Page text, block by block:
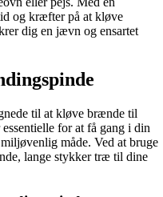
og kræfter på at kløve
dig en jævn og ensartet
til at kløve brænde til
for at få gang i din
måde. Ved at bruge
lange stykker træ til dine